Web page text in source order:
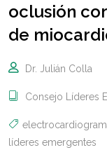
oclusión
de
Dr. Julián Colla
Consejo Líderes
líderes emergentes